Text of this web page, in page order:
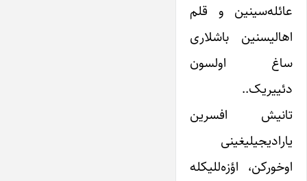
عائله‌سینین و قلم
اهالیسنین باشلاری
ساغ اولسون
دئییریک..
تانیش افسرین
یارادیجیلیغینی
اوخورکن، اؤزه‌للیکله